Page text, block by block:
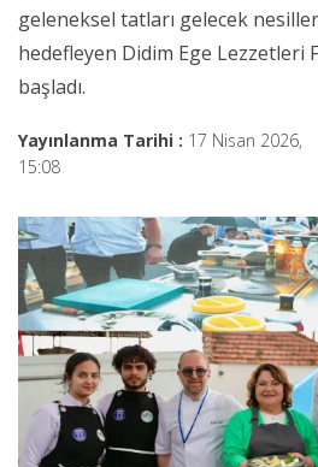
geleneksel tatları gelecek
hedefleyen Didim Ege Lezzetleri
başladı.
Yayınlanma Tarihi : 17 Nisan 2026,
15:08